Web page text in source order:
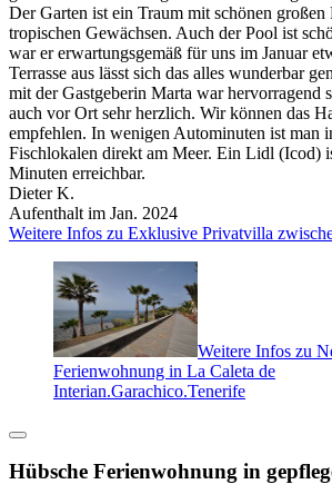
Der Garten ist ein Traum mit schönen großen
tropischen Gewächsen. Auch der Pool ist
war er erwartungsgemäß für uns im Januar
Terrasse aus lässt sich das alles wunderbar
mit der Gastgeberin Marta war hervorragend
auch vor Ort sehr herzlich. Wir können das
empfehlen. In wenigen Autominuten ist man
Fischlokalen direkt am Meer. Ein Lidl (Icod)
Minuten erreichbar.
Dieter K.
Aufenthalt im Jan. 2024
Weitere Infos zu Exklusive Privatvilla
Weitere Infos zu
Ferienwohnung in La Caleta de
Interian.Garachico.Tenerife
Hübsche Ferienwohnung in